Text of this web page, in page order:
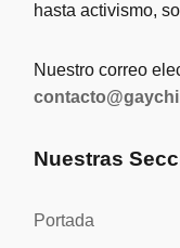
hasta activismo,
Nuestro correo
Nuestras
Portada